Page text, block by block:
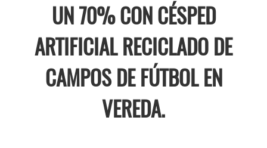
UN 70% CON CÉSPED
ARTIFICIAL RECICLADO DE
CAMPOS DE FÚTBOL EN
VEREDA.